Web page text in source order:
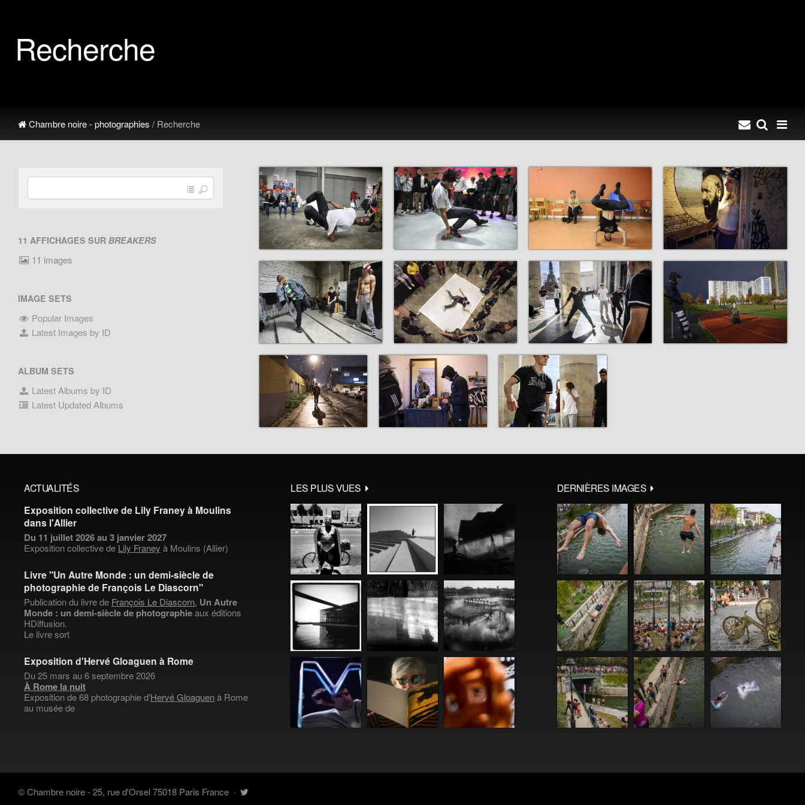
Recherche
Chambre noire - photographies / Recherche
11 AFFICHAGES SURBREAKERS
11 images
IMAGE SETS
Popular Images
Latest Images by ID
ALBUM SETS
Latest Albums by ID
Latest Updated Albums
ACTUALITÉS
Exposition collective de Lily Franey à Moulins
dans l'Allier
Du 11 juillet 2026 au 3 janvier 2027
Exposition collective de Lily Franey à Moulins (Allier)
Livre "Un Autre Monde : un demi-siècle de
photographie de François Le Diascorn"
Publication du livre de François Le Diascorn, Un Autre
Monde : un demi-siècle de photographieaux éditions
HDiffusion.
Le livre sort
Exposition d'Hervé Gloaguen à Rome
Du 25 mars au 6 septembre 2026
À Rome la nuit
Exposition de 68 photographie d'Hervé Gloaguenà Rome
au musée de
LES PLUS VUES DERNIÈRES IMAGES
© Chambre noire - 25, rue d'Orsel 75018 Paris France ·